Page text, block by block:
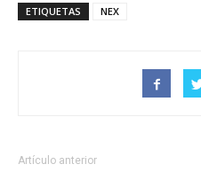
ETIQUETAS NEX
Artículo anterior